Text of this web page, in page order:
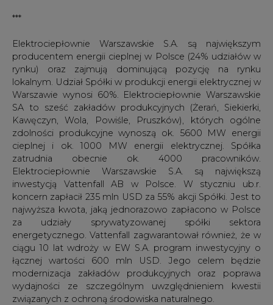
***
Elektrociepłownie Warszawskie S.A. są największym
producentem energii cieplnej w Polsce (24% udziałów w
rynku) oraz zajmują dominującą pozycję na rynku
lokalnym. Udział Spółki w produkcji energii elektrycznej w
Warszawie wynosi 60%. Elektrociepłownie Warszawskie
SA to sześć zakładów produkcyjnych (Żerań, Siekierki,
Kawęczyn, Wola, Powiśle, Pruszków), których ogólne
zdolności produkcyjne wynoszą ok. 5600 MW energii
cieplnej i ok. 1000 MW energii elektrycznej. Spółka
zatrudnia obecnie ok. 4000 pracowników.
Elektrociepłownie Warszawskie S.A. są największą
inwestycją Vattenfall AB w Polsce. W styczniu ub.r.
koncern zapłacił 235 mln USD za 55% akcji Spółki. Jest to
najwyższa kwota, jaką jednorazowo zapłacono w Polsce
za udziały sprywatyzowanej spółki sektora
energetycznego. Vattenfall zagwarantował również, że w
ciągu 10 lat wdroży w EW S.A. program inwestycyjny o
łącznej wartości 600 mln USD. Jego celem będzie
modernizacja zakładów produkcyjnych oraz poprawa
wydajności ze szczególnym uwzględnieniem kwestii
związanych z ochroną środowiska naturalnego.